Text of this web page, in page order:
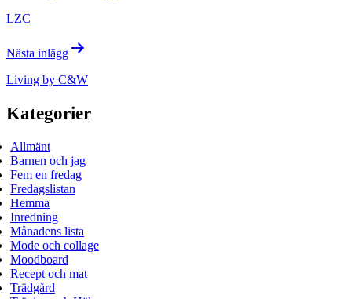
LZC
Nästa inlägg
Living by C&W
Kategorier
Allmänt
Barnen och jag
Fem en fredag
Fredagslistan
Hemma
Inredning
Månadens lista
Mode och collage
Moodboard
Recept och mat
Trädgård